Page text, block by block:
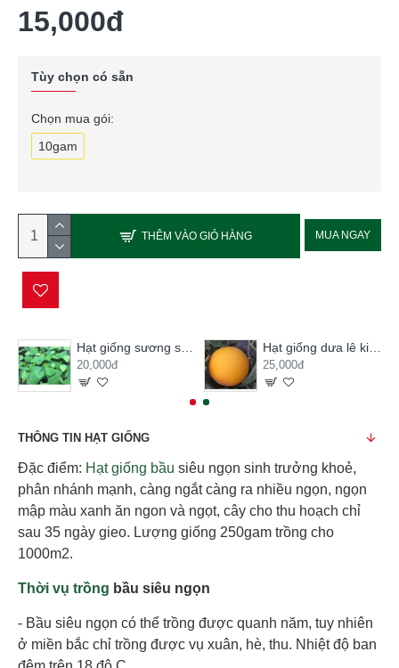
15,000đ
Tùy chọn có sẵn
Chọn mua gói:
10gam
THÊM VÀO GIỎ HÀNG MUA NGAY
Hạt giống sương sâm lông
20,000đ
Hạt giống dưa lê kim hoàng hậu
25,000đ
THÔNG TIN HẠT GIỐNG
Đặc điểm: Hạt giống bầu siêu ngọn sinh trưởng khoẻ,
phân nhánh mạnh, càng ngắt càng ra nhiều ngọn, ngọn
mập màu xanh ăn ngon và ngọt, cây cho thu hoạch chỉ
sau 35 ngày gieo. Lượng giống 250gam trồng cho
1000m2.
Thời vụ trồng bầu siêu ngọn
- Bầu siêu ngọn có thể trồng được quanh năm, tuy nhiên
ở miền bắc chỉ trồng được vụ xuân, hè, thu. Nhiệt độ ban